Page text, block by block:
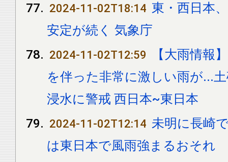
2024-11-02T18:14 東・西日本
安定が続く 気象庁
2024-11-02T12:59
【大雨情報
を伴った非常に激しい雨が...
浸水に警戒 西日本~東日本
2024-11-02T12:14 未明に長崎
は東日本で風雨強まるおそれ